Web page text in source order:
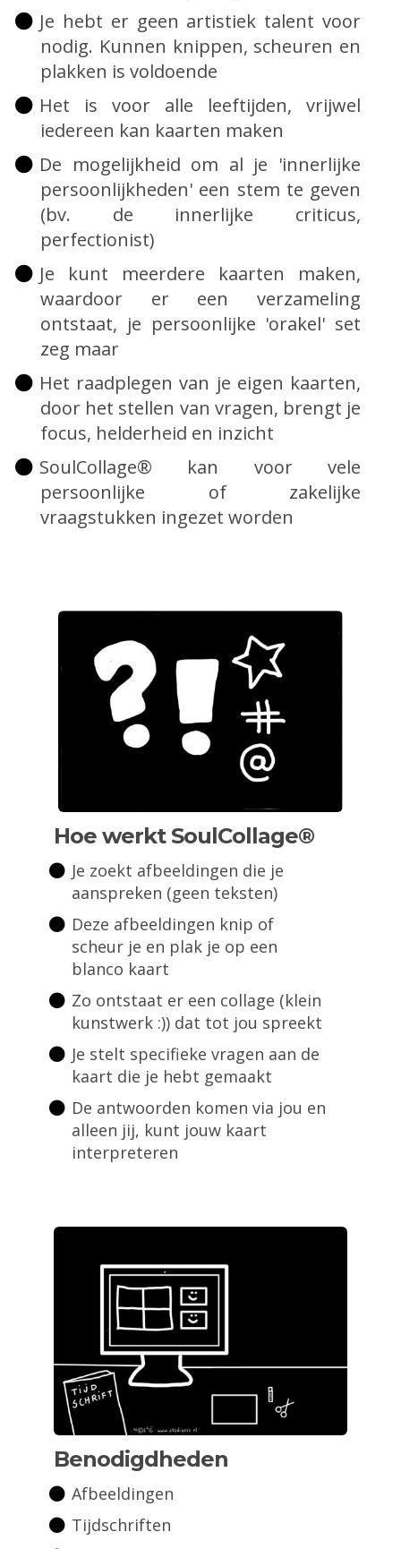
Je hebt er geen artistiek talent voor
nodig. Kunnen knippen, scheuren en
plakken is voldoende
Het is voor alle leeftijden, vrijwel
iedereen kan kaarten maken
De mogelijkheid om al je 'innerlijke
persoonlijkheden' een stem te geven
(bv. de innerlijke criticus,
perfectionist)
Je kunt meerdere kaarten maken,
waardoor er een verzameling
ontstaat, je persoonlijke 'orakel' set
zeg maar
Het raadplegen van je eigen kaarten,
door het stellen van vragen, brengt je
focus, helderheid en inzicht
SoulCollage® kan voor vele
persoonlijke of zakelijke
vraagstukken ingezet worden
Hoe werkt SoulCollage®
Je zoekt afbeeldingen die je
aanspreken (geen teksten)
Deze afbeeldingen knip of
scheur je en plak je op een
blanco kaart
Zo ontstaat er een collage (klein
kunstwerk :)) dat tot jou spreekt
Je stelt specifieke vragen aan de
kaart die je hebt gemaakt
De antwoorden komen via jou en
alleen jij, kunt jouw kaart
interpreteren
Benodigdheden
Afbeeldingen
Tijdschriften